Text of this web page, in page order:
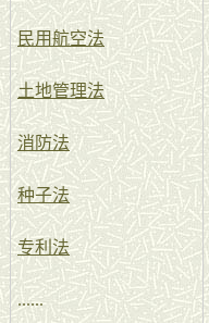
民用航空法
土地管理法
消防法
种子法
专利法
......